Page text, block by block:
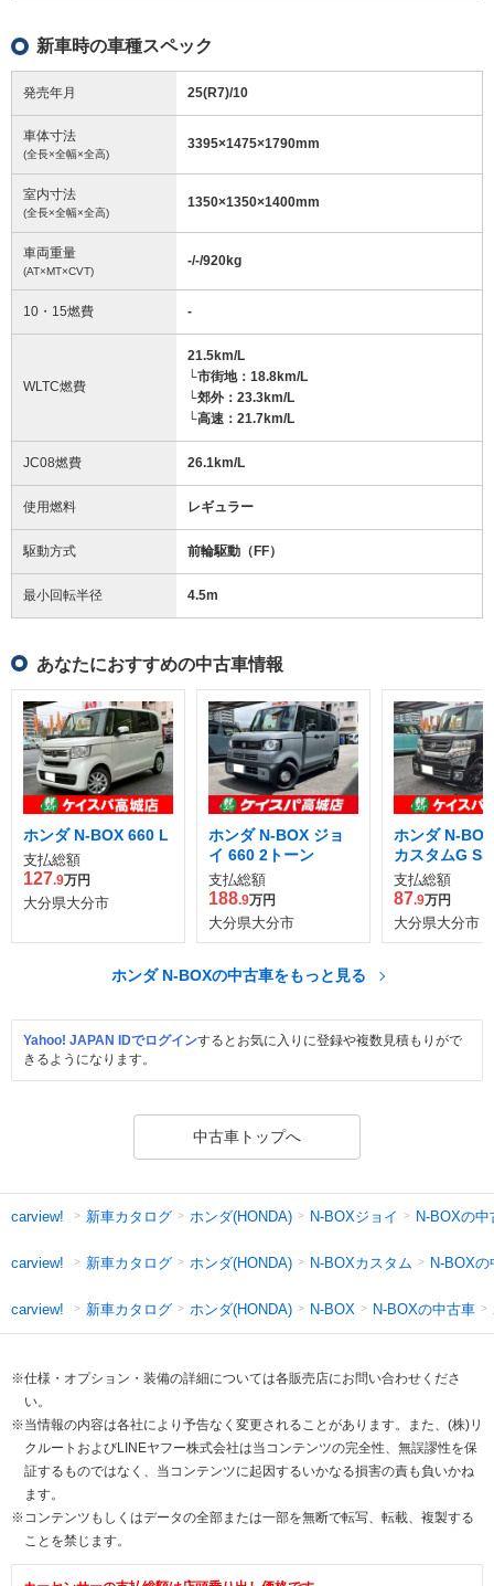
新車時の車種スペック
発売年月 25(R7)/10
車体寸法
(全長×全幅×全高)
3395×1475×1790mm
室内寸法
(全長×全幅×全高)
1350×1350×1400mm
車両重量
(AT×MT×CVT)
-/-/920kg
10・15燃費 -
WLTC燃費
21.5km/L
└市街地：18.8km/L
└郊外：23.3km/L
└高速：21.7km/L
JC08燃費 26.1km/L
使用燃料 レギュラー
駆動方式 前輪駆動（FF）
最小回転半径 4.5m
あなたにおすすめの中古車情報
ホンダ N-BOX 660 L
支払総額
127.9万円
大分県大分市
ホンダ N-BOX ジョ
イ 660 2トーン
支払総額
188.9万円
大分県大分市
ホンダ N-
カスタムG
ージ ブラッ
ル
支払総額
87.9万円
大分県大分市
ホンダ N-BOXの中古車をもっと見る
Yahoo! JAPAN IDでログインするとお気に入りに登録や複数見積もりがで
きるようになります。
中古車トップへ
carview! 新車カタログ ホンダ(HONDA) N-BOXジョイ N-BOXの中
carview! 新車カタログ ホンダ(HONDA) N-BOXカスタム N-BOXの
carview! 新車カタログ ホンダ(HONDA) N-BOX N-BOXの中古車
※仕様・オプション・装備の詳細については各販売店にお問い合わせくださ
い。
※当情報の内容は各社により予告なく変更されることがあります。また、(株)リ
クルートおよびLINEヤフー株式会社は当コンテンツの完全性、無誤謬性を保
証するものではなく、当コンテンツに起因するいかなる損害の責も負いかね
ます。
※コンテンツもしくはデータの全部または一部を無断で転写、転載、複製する
ことを禁じます。